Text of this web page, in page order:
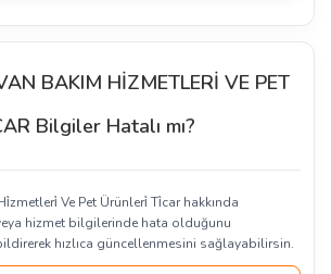
BAKIM HİZMETLERİ VE PET
Bilgiler Hatalı mı?
Ve Pet Ürünleri̇ Ti̇car hakkında
hizmet bilgilerinde hata olduğunu
hızlıca güncellenmesini sağlayabilirsin.